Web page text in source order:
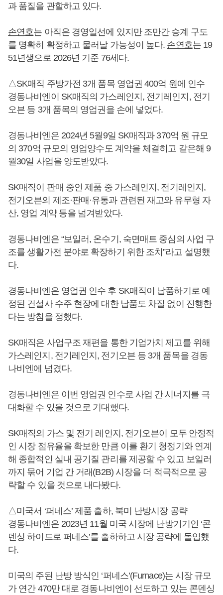
과 품질을 관할하고 있다.
손연호는 아직은 경영일선에 있지만 조만간 승계 구도
를 명확히 확정하고 물러날 가능성이 높다. 손연호는 19
51년생으로 2026년 기준 76세다.
△SK매직 주방가전 3개 품목 영업권 400억 원에 인수
경동나비엔이 SK매직의 가스레인지, 전기레인지, 전기
오븐 등 3개 품목의 영업권을 손에 넣었다.
경동나비엔은 2024년 5월9일 SK매직과 370억 원 규모
의 370억 규모의 영업양수도 계약을 체결히고 같은해 9
월30일 사업을 양도받았다.
SK매직이 판매 중인 제품 중 가스레인지, 전기레인지,
전기오븐의 제조·판매·유통과 관련된 재고와 유무형 자
산, 영업 계약 등을 넘겨받았다.
경동나비엔은 “보일러, 온수기, 숙면매트 중심의 사업 구
조를 생활가전 분야로 확장하기 위한 조치”라고 설명했
다.
경동나비엔은 영업권 인수 후 SK매직이 납품하기로 예
정된 건설사 수주 현장에 대한 납품도 차질 없이 진행한
다는 방침을 정했다.
SK매직은 사업구조 재편을 통한 기업가치 제고를 위해
가스레인지, 전기레인지, 전기오븐 등 3개 품목을 경동
나비엔에 넘겼다.
경동나비엔은 이번 영업권 인수로 사업 간 시너지를 극
대화할 수 있을 것으로 기대했다.
SK매직의 가스 및 전기 레인지, 전기오븐이 모두 안정적
인 시장 점유율을 확보한 만큼 이를 환기 청정기와 연계
해 종합적인 실내 공기질 관리를 제공할 수 있고 보일러
까지 묶어 기업 간 거래(B2B) 시장을 더 적극적으로 공
략할 수 있을 것으로 내다봤다.
△미국서 ‘퍼네스’ 제품 출하, 북미 난방시장 공략
경동나비엔은 2023년 11월 미국 시장에 난방기기인 ‘콘
덴싱 하이드로 퍼네스’를 출하하고 시장 공략에 돌입했
다.
미국의 주된 난방 방식인 ‘퍼네스’(Furnace)는 시장 규모
가 연간 470만 대로 경동나비엔이 선도하고 있는 콘덴싱